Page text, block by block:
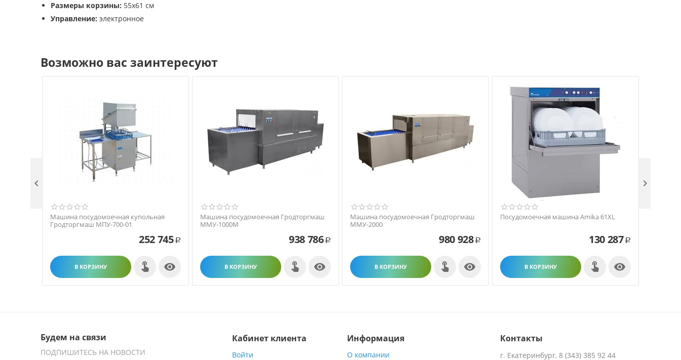
Размеры корзины: 55х61 см
Управление: электронное
Возможно вас заинтересуют
Машина посудомоечная купольная
Гродторгмаш МПУ-700-01
252 745 Р
В КОРЗИНУ 
Машина посудомоечная Гродторгмаш
ММУ-1000M
938 786 Р
В КОРЗИНУ 
Машина посудомоечная Гродторгмаш
ММУ-2000
980 928 Р
В КОРЗИНУ 
Посудомоечная машина Amika 61XL
130 287 Р
В КОРЗИНУ 
 
Будем на связи
ПОДПИШИТЕСЬ НА НОВОСТИ
Кабинет клиента
Войти
Информация
О компании
Контакты
г. Екатеринбург, 8 (343) 385 92 44